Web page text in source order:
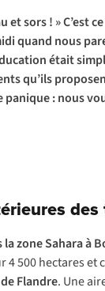
et sors ! » C’est
quand nous
était
qu’ils
: nous
des tout-petits
lazone Saharaà
4 500 hectares et
Flandre. Une